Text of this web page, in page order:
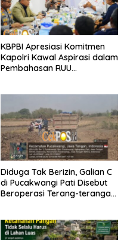
KBPBI Apresiasi Komitmen
Kapolri Kawal Aspirasi dalam
Pembahasan RUU
Diduga Tak Berizin, Galian C
di Pucakwangi Pati Disebut
Beroperasi Terang-terangan,